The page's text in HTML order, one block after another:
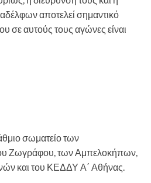
αποτελεί σημαντικό
σε αυτούς τους αγώνες είναι
σωματείο των
Ζωγράφου, των Αμπελοκήπων,
και του ΚΕΔΔΥ Α΄ Αθήνας.